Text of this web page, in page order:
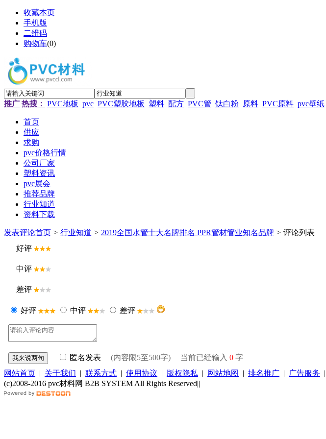
收藏本页
手机版
二维码
购物车(0)
推广 热搜： PVC地板 pvc PVC塑胶地板 塑料 配方 PVC管 钛白粉 原料 PVC原料 pvc壁纸
首页
供应
求购
pvc价格行情
公司厂家
塑料资讯
pvc展会
推荐品牌
行业知道
资料下载
发表评论首页 > 行业知道 > 2019全国水管十大名牌排名 PPR管材管业知名品牌 > 评论列表
好评
中评
差评
好评 中评 差评
匿名发表 (内容限5至500字) 当前已经输入 0 字
网站首页 | 关于我们 | 联系方式 | 使用协议 | 版权隐私 | 网站地图 | 排名推广 | 广告服务 |
(c)2008-2016 pvc材料网 B2B SYSTEM All Rights Reserved||